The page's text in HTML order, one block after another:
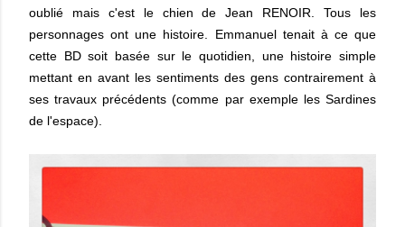
oublié mais c'est le chien de Jean RENOIR. Tous les
personnages ont une histoire. Emmanuel tenait à ce que
cette BD soit basée sur le quotidien, une histoire simple
mettant en avant les sentiments des gens contrairement à
ses travaux précédents (comme par exemple les Sardines
de l'espace).